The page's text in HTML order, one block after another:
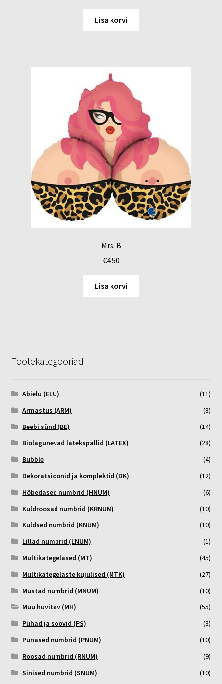
Lisa korvi
Mrs. B
€4.50
Lisa korvi
Tootekategooriad
Abielu (ELU)
(11)
Armastus (ARM)
(8)
Beebi sünd (BE)
(14)
Biolagunevad latekspallid (LATEX)
(28)
Bubble
(4)
Dekoratsioonid ja komplektid (DK)
(12)
Hõbedased numbrid (HNUM)
(6)
Kuldroosad numbrid (KRNUM)
(10)
Kuldsed numbrid (KNUM)
(10)
Lillad numbrid (LNUM)
(1)
Multikategelased (MT)
(45)
Multikategelaste kujulised (MTK)
(27)
Mustad numbrid (MNUM)
(10)
Muu huvitav (MH)
(55)
Pühad ja soovid (PS)
(3)
Punased numbrid (PNUM)
(10)
Roosad numbrid (RNUM)
(9)
Sinised numbrid (SNUM)
(10)